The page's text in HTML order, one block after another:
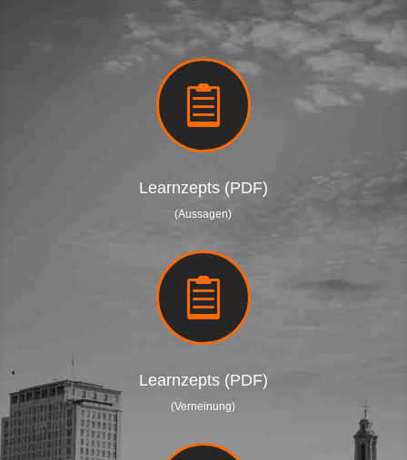

Learnzepts (PDF)
(Aussagen)

Learnzepts (PDF)
(Verneinung)